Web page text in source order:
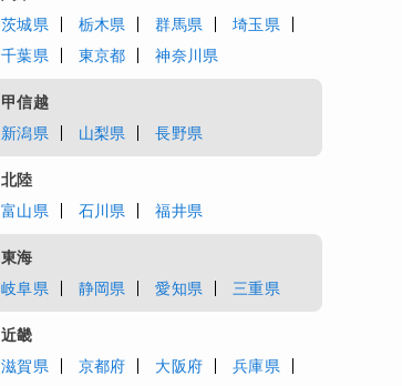
茨城県
栃木県 群馬県
埼玉県
千葉県
東京都 神奈川県
甲信越
新潟県
山梨県 長野県
北陸
富山県
石川県 福井県
東海
岐阜県
静岡県 愛知県 三重県
近畿
滋賀県
京都府 大阪府
兵庫県